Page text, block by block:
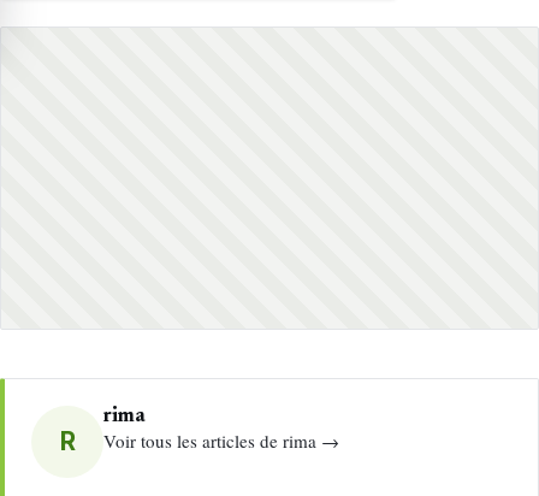
R
rima
Voir tous les articles de rima →